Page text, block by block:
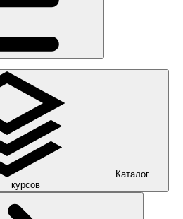
Каталог
курсов